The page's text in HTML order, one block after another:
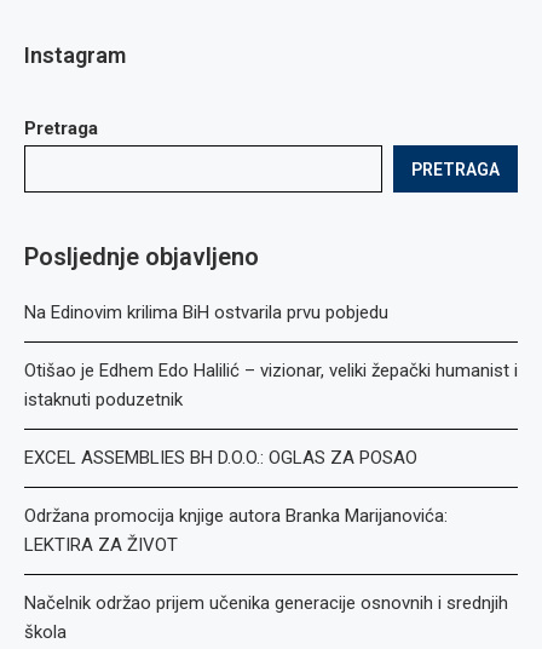
Instagram
Pretraga
PRETRAGA
Posljednje objavljeno
Na Edinovim krilima BiH ostvarila prvu pobjedu
Otišao je Edhem Edo Halilić – vizionar, veliki žepački humanist i
istaknuti poduzetnik
EXCEL ASSEMBLIES BH D.O.O.: OGLAS ZA POSAO
Održana promocija knjige autora Branka Marijanovića:
LEKTIRA ZA ŽIVOT
Načelnik održao prijem učenika generacije osnovnih i srednjih
škola